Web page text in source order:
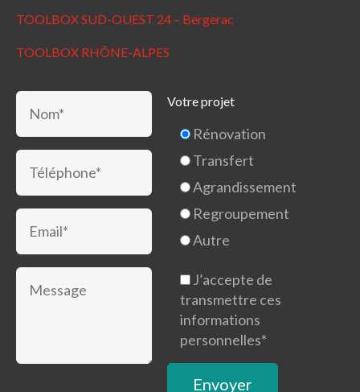
TOOLBOX SUD-OUEST 24 – Bergerac
TOOLBOX RHÔNE-ALPES
Votre projet
Rénovation
Transfert
Agrandissement
Regroupement
Autre
J’accepte de
transmettre ces
informations
personnelles*